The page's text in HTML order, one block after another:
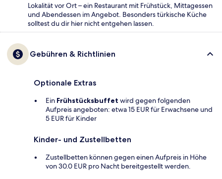
Lokalität vor Ort – ein Restaurant mit Frühstück, Mittagessen
und Abendessen im Angebot. Besonders türkische Küche
solltest du dir hier nicht entgehen lassen.
Gebühren & Richtlinien
Optionale Extras
Ein Frühstücksbuffet wird gegen folgenden
Aufpreis angeboten: etwa 15 EUR für Erwachsene und
5 EUR für Kinder
Kinder- und Zustellbetten
Zustellbetten können gegen einen Aufpreis in Höhe
von 30.0 EUR pro Nacht bereitgestellt werden.